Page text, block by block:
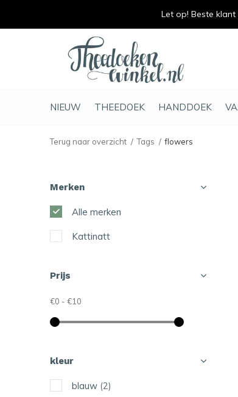
NIEUW THEEDOEK HANDDOEK
duurzaam
Terug naar overzicht Tags flowers
Merken
Alle merken
Kattinatt
Prijs
€0 - €10
kleur
blauw (2)
Let op! Beste klant